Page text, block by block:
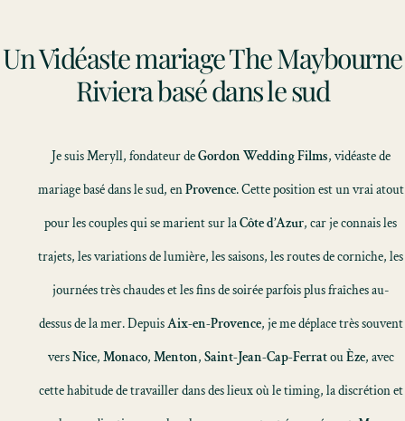
Un Vidéaste mariage The Maybourne
Riviera basé dans le sud
Je suis Meryll, fondateur deGordon Wedding Films, vidéaste de
mariage basé dans le sud, enProvence. Cette position est un vrai atout
pour les couples qui se marient sur laCôte d’Azur, car je connais les
trajets, les variations de lumière, les saisons, les routes de corniche, les
journées très chaudes et les fins de soirée parfois plus fraîches au-
dessus de la mer. DepuisAix-en-Provence, je me déplace très souvent
versNice, Monaco, Menton, Saint-Jean-Cap-FerratouÈze, avec
cette habitude de travailler dans des lieux où le timing, la discrétion et